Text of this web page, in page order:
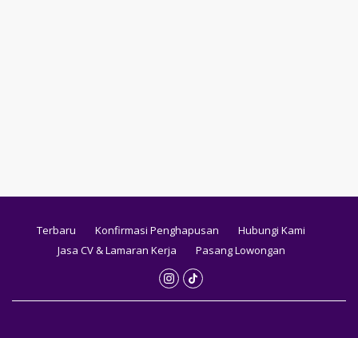
Terbaru Konfirmasi Penghapusan
Hubungi Kami
Jasa CV & Lamaran Kerja
Pasang Lowongan